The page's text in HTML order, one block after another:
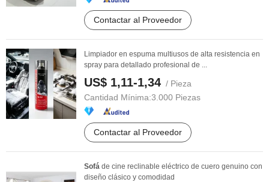
Contactar al Proveedor
Limpiador en espuma multiusos de alta resistencia en
spray para detallado profesional de ...
US$ 1,11-1,34 / Pieza
Cantidad Mínima:3.000 Piezas
Contactar al Proveedor
Sofá de cine reclinable eléctrico de cuero genuino con
diseño clásico y comodidad